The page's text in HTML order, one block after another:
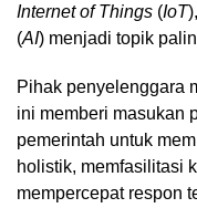
Internet of Things (IoT),
(AI) menjadi topik
Pihak penyelenggara
ini memberi masukan
pemerintah untuk
holistik, memfasilitasi
mempercepat respon